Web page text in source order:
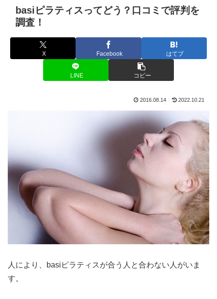
basiピラティスってどう？口コミで評判を
調査！
X Facebook はてブ
LINE コピー
2016.08.14 2022.10.21
人により、basiピラティスが合う人と合わない人がいま
す。